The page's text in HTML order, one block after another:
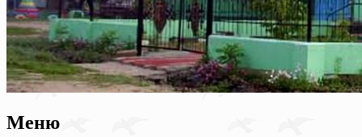
Меню